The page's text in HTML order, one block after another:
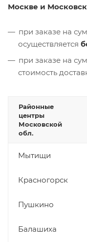
Москве и
при заказе на
осуществляется
при заказе на
стоимость
Районные
центры
Московской
обл.
Мытищи
Красногорск
Пушкино
Балашиха